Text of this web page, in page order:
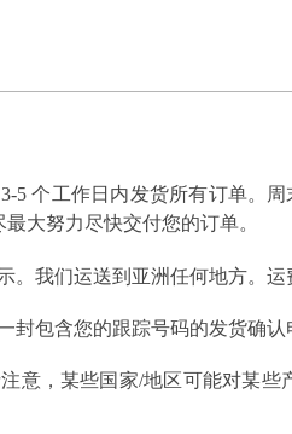
5 个工作日内发货所有订单。
大努力尽快交付您的订单。
。我们运送到亚洲任何地方。运
封包含您的跟踪号码的发货确认
意，某些国家/地区可能对某